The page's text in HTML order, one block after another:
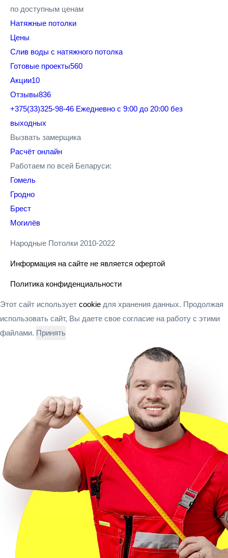
по доступным ценам
Натяжные потолки
Цены
Cлив воды с натяжного потолка
Готовые проекты560
Акции10
Отзывы836
+375(33)325-98-46 Ежедневно с 9:00 до 20:00 без
выходных
Вызвать замерщика
Расчёт онлайн
Работаем по всей Беларуси:
Гомель
Гродно
Брест
Могилёв
Народные Потолки 2010-2022
Информация на сайте не является офертой
Политика конфиденциальности
Этот сайт использует cookie для хранения данных. Продолжая
использовать сайт, Вы даете свое согласие на работу с этими
файлами. Принять